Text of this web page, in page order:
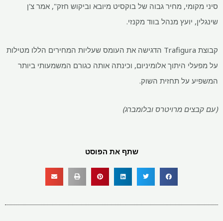
סיני מקומי, מחיר גבוה של בוקסיט מיובא וביקוש חזק", אמר צ'ן
שינגלין, יועץ מנהל בווד מקנזי.
קבוצת Trafigura הדגישה את העומס שעליות המחירים הללו מטילות
על מפעלי היתוך אלומיניום, וכינתה אותה כגורם המשמעותי ביותר
המשפיע על תחזית השוק.
(עם קבצים מרויטרס ובלומברג)
שתף את הפוסט